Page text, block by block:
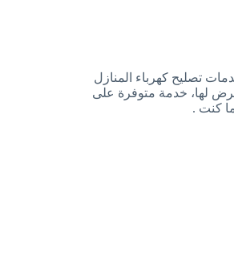
تصليح كهرباء المنازل
لها، خدمة متوفرة على